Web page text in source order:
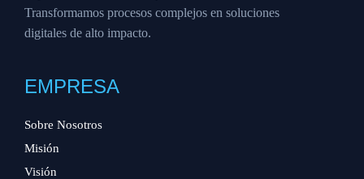
Transformamos procesos complejos en soluciones
digitales de alto impacto.
EMPRESA
Sobre Nosotros
Misión
Visión